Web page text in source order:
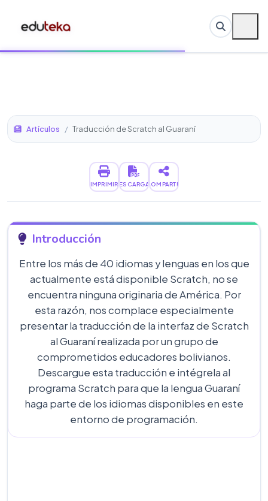
Artículos / Traducción de Scratch al Guaraní
IMPRIMIRDESCARGARCOMPARTIR
Introducción
Entre los más de 40 idiomas y lenguas en los que
actualmente está disponible Scratch, no se
encuentra ninguna originaria de América. Por
esta razón, nos complace especialmente
presentar la traducción de la interfaz de Scratch
al Guaraní realizada por un grupo de
comprometidos educadores bolivianos.
Descargue esta traducción e intégrela al
programa Scratch para que la lengua Guaraní
haga parte de los idiomas disponibles en este
entorno de programación.